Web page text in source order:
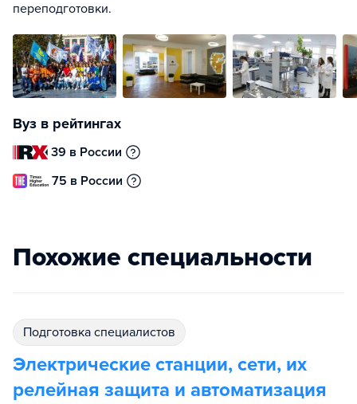
переподготовки.
Вуз в рейтингах
39 в России
75 в России
Похожие специальности
подготовка специалистов
Электрические станции, сети, их
релейная защита и автоматизация